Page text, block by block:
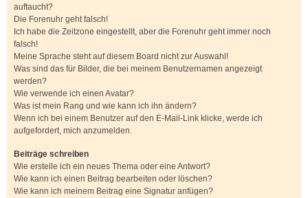
auftaucht?
Die Forenuhr geht falsch!
Ich habe die Zeitzone eingestellt, aber die Forenuhr geht immer noch
falsch!
Meine Sprache steht auf diesem Board nicht zur Auswahl!
Was sind das für Bilder, die bei meinem Benutzernamen angezeigt
werden?
Wie verwende ich einen Avatar?
Was ist mein Rang und wie kann ich ihn ändern?
Wenn ich bei einem Benutzer auf den E-Mail-Link klicke, werde ich
aufgefordert, mich anzumelden.
Beiträge schreiben
Wie erstelle ich ein neues Thema oder eine Antwort?
Wie kann ich einen Beitrag bearbeiten oder löschen?
Wie kann ich meinem Beitrag eine Signatur anfügen?